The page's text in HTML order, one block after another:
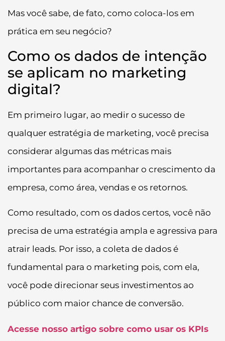
Mas você sabe, de fato, como coloca-los em
prática em seu negócio?
Como os dados de intenção
se aplicam no marketing
digital?
Em primeiro lugar, ao medir o sucesso de
qualquer estratégia de marketing, você precisa
considerar algumas das métricas mais
importantes para acompanhar o crescimento da
empresa, como área, vendas e os retornos.
Como resultado, com os dados certos, você não
precisa de uma estratégia ampla e agressiva para
atrair leads. Por isso, a coleta de dados é
fundamental para o marketing pois, com ela,
você pode direcionar seus investimentos ao
público com maior chance de conversão.
Acesse nosso artigo sobre como usar os KPIs